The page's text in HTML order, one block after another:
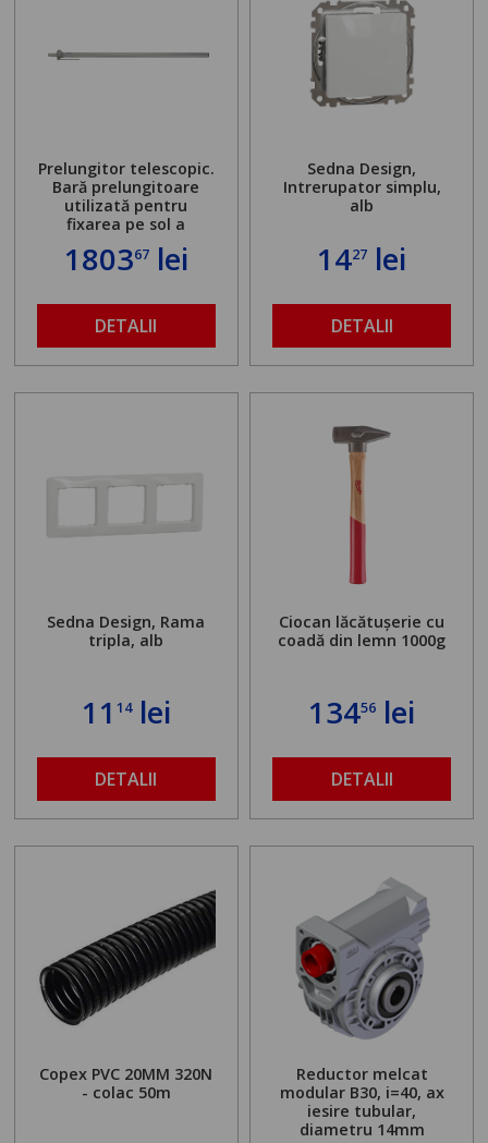
Prelungitor telescopic.
Bară prelungitoare
utilizată pentru
fixarea pe sol a
standului mașinii de
găurit în locul
maximă admisă de 500
kg și înălțime reglabilă
de la 1,8 la 2,9 m
180367lei
DETALII
Sedna Design,
Intrerupator simplu,
alb
1427 lei
DETALII
Sedna Design, Rama
tripla, alb
11 14lei
DETALII
Ciocan lăcătușerie cu
coadă din lemn 1000g
13456 lei
DETALII
Copex PVC 20MM 320N
- colac 50m
Reductor melcat
modular B30, i=40, ax
iesire tubular,
diametru 14mm